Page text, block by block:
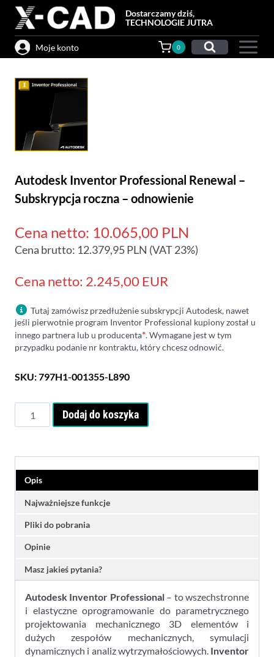
Przejdź
treści
Dostarczamy dziś,
TECHNOLOGIE JUTRA
Moje konto 0
Autodesk Inventor Professional Renewal –
Subskrypcja roczna – odnowienie
Cena netto: 10.065,00 PLN
Cena brutto: 12.379,95PLN (VAT 23%)
Cena netto: 2.245,00 EUR
Tutaj zamówisz przedłużenie subskrypcji Autodesk, nawet
jeśli pierwotnie program Inventor Professional kupiony został u
innego partnera lub u producenta*. Wymagane jest w tym
przypadku podanie nr kontraktu, który chcesz odnowić.
SKU:797H1-001355-L890
Autodesk
Subskrypcja
roczna
odnowienie
Dodaj do koszyka
Opis
Najważniejsze funkcje
Pliki do pobrania
Opinie
Masz jakieś pytania?
Autodesk Inventor Professional– to wszechstronne
i elastyczne oprogramowanie do parametrycznego
projektowania mechanicznego 3D elementów i
dużych zespołów mechanicznych, symulacji
dynamicznych i analiz wytrzymałościowych. Inventor